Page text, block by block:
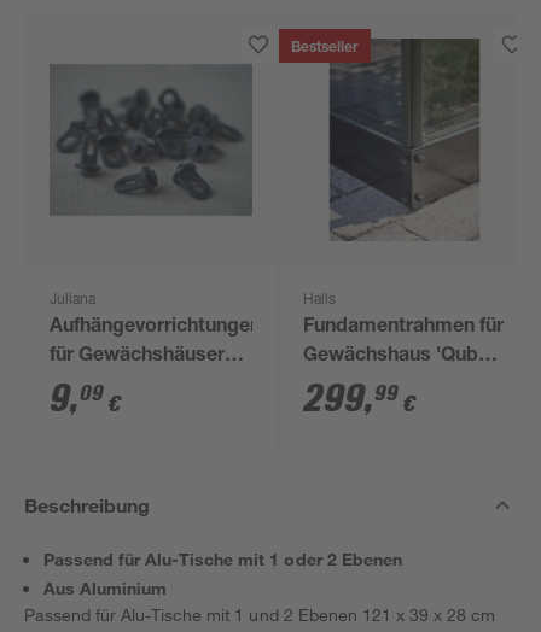
Juliana
Aufhängevorrichtungen
für Gewächshäuser
schwarz 20 Stück
9,09 €
Bestseller
Halls
Fundamentrahmen für
Gewächshaus 'Qube
610' 6,4 m²
299,99 €
Beschreibung
Passend für Alu-Tische mit 1 oder 2 Ebenen
Aus Aluminium
Passend für Alu-Tische mit 1 und 2 Ebenen 121 x 39 x 28 cm